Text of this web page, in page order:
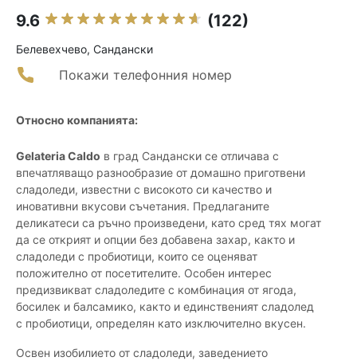
9.6 (122)
Белевехчево, Сандански
Покажи телефонния номер
Относно компанията:
Gelateria Caldo в град Сандански се отличава с
впечатляващо разнообразие от домашно приготвени
сладоледи, известни с високото си качество и
иновативни вкусови съчетания. Предлаганите
деликатеси са ръчно произведени, като сред тях могат
да се открият и опции без добавена захар, както и
сладоледи с пробиотици, които се оценяват
положително от посетителите. Особен интерес
предизвикват сладоледите с комбинация от ягода,
босилек и балсамико, както и единственият сладолед
с пробиотици, определян като изключително вкусен.
Освен изобилието от сладоледи, заведението